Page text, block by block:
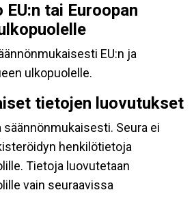
tai Euroopan
EU:n ja
ulkopuolelle.
tietojen luovutukset
Seura ei
henkilötietoja
Tietoja luovutetaan
vain seuraavissa